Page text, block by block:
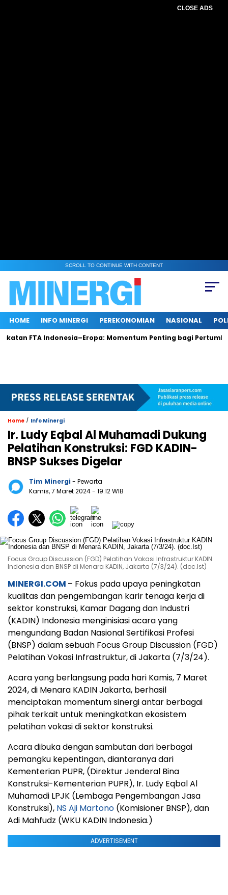
CLOSE ADS
SCROLL TO CONTINUE WITH CONTENT
HOME INFO MINERGI PEREKONOMIAN NASIONAL
Indonesia–Eropa: Momentum Penting bagi Pertumbuhan
Home / Info Minergi
Ir. Ludy Eqbal Al Muhamadi Dukung
Pelatihan Konstruksi: FGD KADIN-
BNSP Sukses Digelar
Tim Minergi - Pewarta
Kamis, 7 Maret 2024- 19:12 WIB
Focus Group Discussion (FGD) Pelatihan Vokasi Infrastruktur KADIN
Indonesia dan BNSP di Menara KADIN, Jakarta (7/3/24). (doc.Ist)
MINERGI.COM – Fokus pada upaya peningkatan
kualitas dan pengembangan karir tenaga kerja di
sektor konstruksi, Kamar Dagang dan Industri
(KADIN) Indonesia menginisiasi acara yang
mengundang Badan Nasional Sertifikasi Profesi
(BNSP) dalam sebuah Focus Group Discussion (FGD)
Pelatihan Vokasi Infrastruktur, di Jakarta (7/3/24).
Acara yang berlangsung pada hari Kamis, 7 Maret
2024, di Menara KADIN Jakarta, berhasil
menciptakan momentum sinergi antar berbagai
pihak terkait untuk meningkatkan ekosistem
pelatihan vokasi di sektor konstruksi.
Acara dibuka dengan sambutan dari berbagai
pemangku kepentingan, diantaranya dari
Kementerian PUPR, (Direktur Jenderal Bina
Konstruksi-Kementerian PUPR), Ir. Ludy Eqbal Al
Muhamadi LPJK (Lembaga Pengembangan Jasa
Konstruksi), NS Aji Martono (Komisioner BNSP), dan
Adi Mahfudz (WKU KADIN Indonesia.)
ADVERTISEMENT